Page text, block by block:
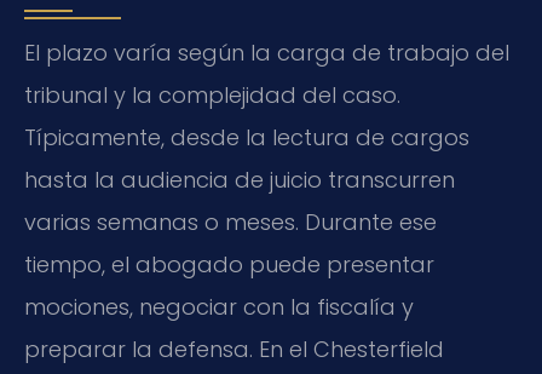
El plazo varía según la carga de trabajo del
tribunal y la complejidad del caso.
Típicamente, desde la lectura de cargos
hasta la audiencia de juicio transcurren
varias semanas o meses. Durante ese
tiempo, el abogado puede presentar
mociones, negociar con la fiscalía y
preparar la defensa. En el Chesterfield